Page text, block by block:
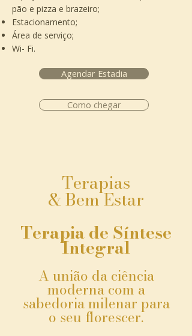
pão e pizza e brazeiro;​
Estacionamento;
Área de serviço;
Wi- Fi.
Agendar Estadia
Como chegar
Terapias
& Bem Estar
Terapia de Síntese
Integral
A união da ciência
moderna com a
sabedoria milenar para
o seu florescer.